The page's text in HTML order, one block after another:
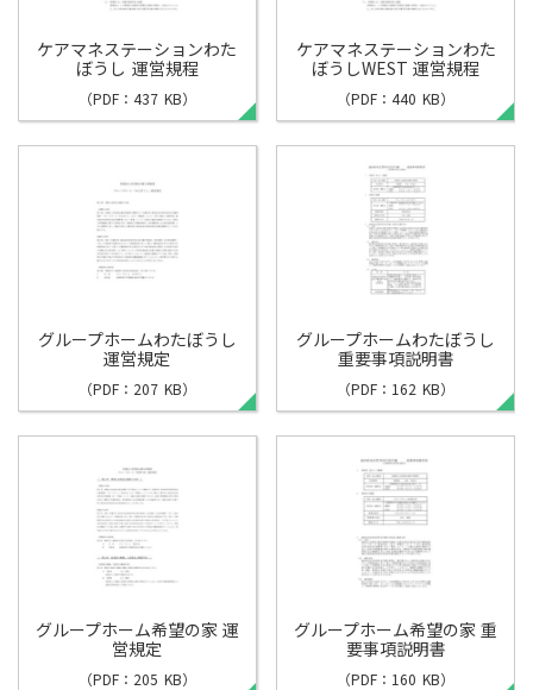
ケアマネステーションわた
ぼうし 運営規程
（PDF：437 KB）
ケアマネステーションわた
ぼうしWEST 運営規程
（PDF：440 KB）
グループホームわたぼうし
運営規定
（PDF：207 KB）
グループホームわたぼうし
重要事項説明書
（PDF：162 KB）
グループホーム希望の家 運
営規定
（PDF：205 KB）
グループホーム希望の家 重
要事項説明書
（PDF：160 KB）